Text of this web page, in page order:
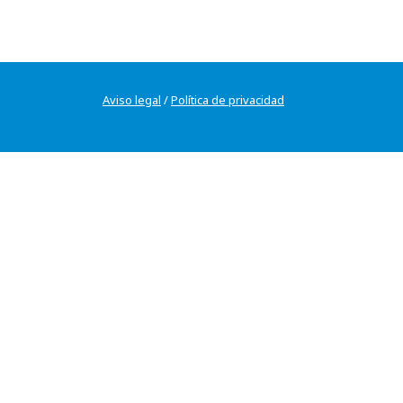
Aviso legal /Política de privacidad